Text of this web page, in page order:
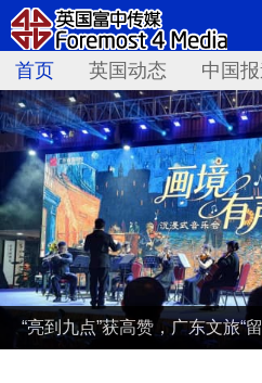
首页 英国动态 中国
“亮到九点”获高赞，广东文旅“